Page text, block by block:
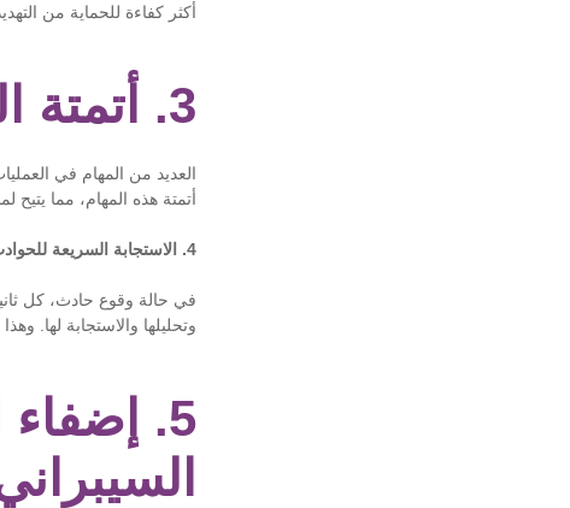
أكثر كفاءة للحماية من
3. أتمتة المهام المتكررة
العديد من المهام في
أتمتة هذه المهام، مما
4. الاستجابة السريعة للحوادث الأمنية
في حالة وقوع حادث، كل
وتحليلها والاستجابة لها.
5.